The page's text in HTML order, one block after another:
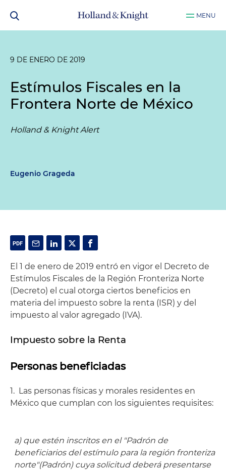
MENU
9 DE ENERO DE 2019
Estímulos Fiscales en la
Frontera Norte de México
Holland & Knight Alert
Eugenio Grageda
El 1 de enero de 2019 entró en vigor el Decreto de
Estímulos Fiscales de la Región Fronteriza Norte
(Decreto) el cual otorga ciertos beneficios en
materia del impuesto sobre la renta (ISR) y del
impuesto al valor agregado (IVA).
Impuesto sobre la Renta
Personas beneficiadas
1. Las personas físicas y morales residentes en
México que cumplan con los siguientes requisites:
a) que estén inscritos en el "Padrón de
beneficiarios del estímulo para la región fronteriza
norte"(Padrón) cuya solicitud deberá presentarse